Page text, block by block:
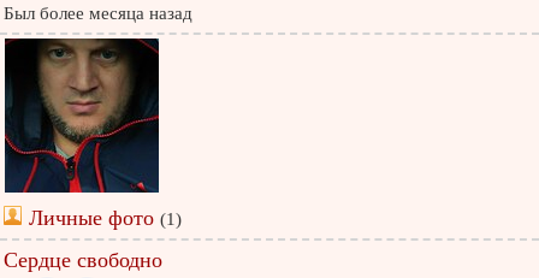
Был более месяца назад
Личные фото (1)
Сердце свободно